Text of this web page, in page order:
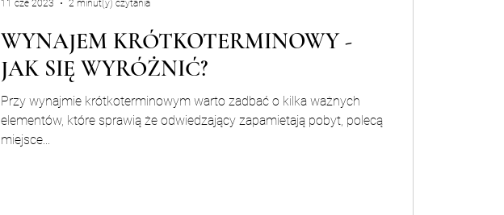
WYNAJEM KRÓTKOTERMINOWY -
JAK SIĘ WYRÓŻNIĆ?
Przy wynajmie krótkoterminowym warto zadbać o kilka ważnych
elementów, które sprawią że odwiedzający zapamietają pobyt, polecą
miejsce...
11 cze 2023 2 minut(y) czytania